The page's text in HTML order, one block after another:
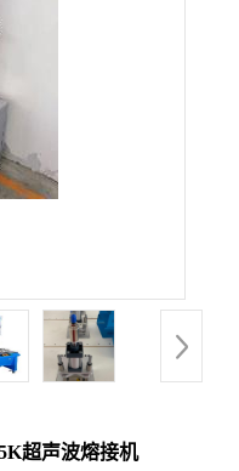
超声波熔接机